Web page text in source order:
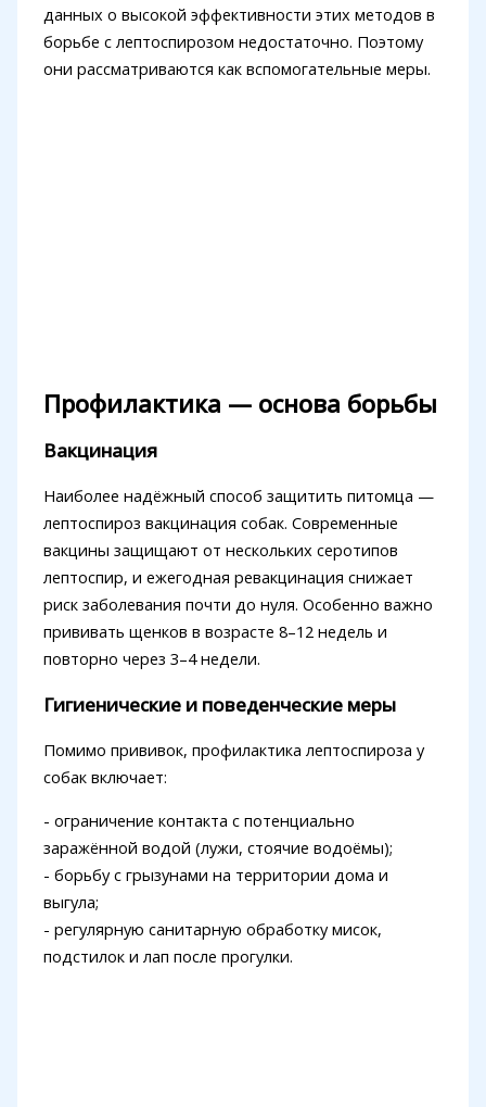
данных о высокой эффективности этих методов в
борьбе с лептоспирозом недостаточно. Поэтому
они рассматриваются как вспомогательные меры.
Профилактика — основа борьбы
Вакцинация
Наиболее надёжный способ защитить питомца —
лептоспироз вакцинация собак. Современные
вакцины защищают от нескольких серотипов
лептоспир, и ежегодная ревакцинация снижает
риск заболевания почти до нуля. Особенно важно
прививать щенков в возрасте 8–12 недель и
повторно через 3–4 недели.
Гигиенические и поведенческие меры
Помимо прививок, профилактика лептоспироза у
собак включает:
- ограничение контакта с потенциально
заражённой водой (лужи, стоячие водоёмы);
- борьбу с грызунами на территории дома и
выгула;
- регулярную санитарную обработку мисок,
подстилок и лап после прогулки.